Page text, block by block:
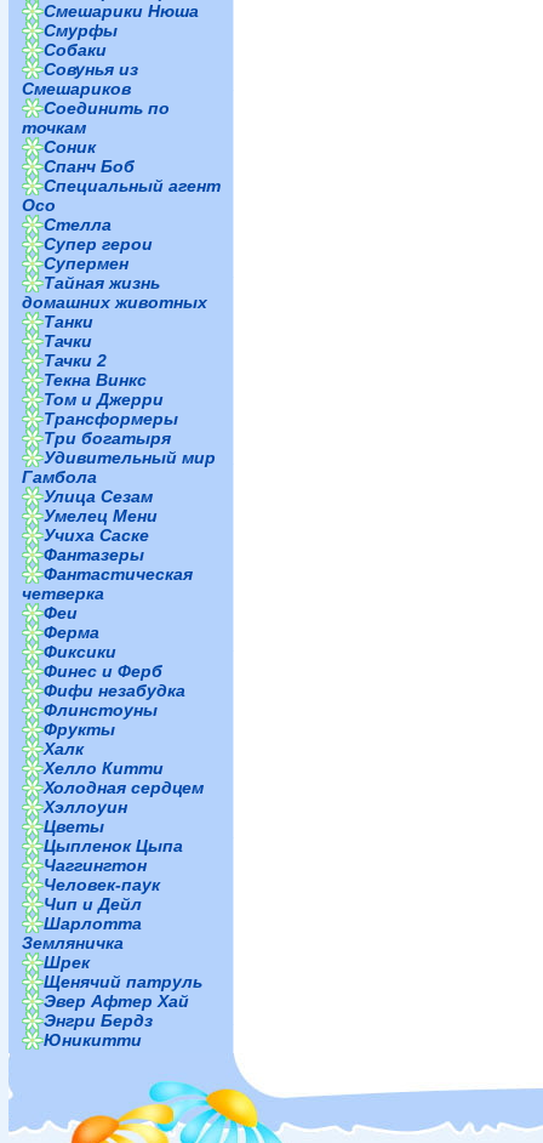
Смешарики Нюша
Смурфы
Собаки
Совунья из
Смешариков
Соединить по
точкам
Соник
Спанч Боб
Специальный агент
Осо
Стелла
Супер герои
Супермен
Тайная жизнь
домашних животных
Танки
Тачки
Тачки 2
Текна Винкс
Том и Джерри
Трансформеры
Три богатыря
Удивительный мир
Гамбола
Улица Сезам
Умелец Мени
Учиха Саске
Фантазеры
Фантастическая
четверка
Феи
Ферма
Фиксики
Финес и Ферб
Фифи незабудка
Флинстоуны
Фрукты
Халк
Хелло Китти
Холодная сердцем
Хэллоуин
Цветы
Цыпленок Цыпа
Чаггингтон
Человек-паук
Чип и Дейл
Шарлотта
Земляничка
Шрек
Щенячий патруль
Эвер Афтер Хай
Энгри Бердз
Юникитти